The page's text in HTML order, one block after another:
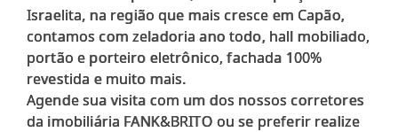
Israelita, na região que mais cresce em Capão,
contamos com zeladoria ano todo, hall mobiliado,
portão e porteiro eletrônico, fachada 100%
revestida e muito mais.
Agende sua visita com um dos nossos corretores
da imobiliária FANK&BRITO ou se preferir realize